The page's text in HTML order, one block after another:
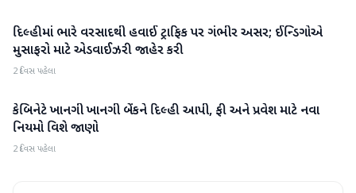
રાષ્ટ્રીય
દિલ્હીમાં ભારે વરસાદથી હવાઈ ટ્રાફિક પર ગંભીર અસર; ઈન્ડિગોએ
મુસાફરો માટે એડવાઈઝરી જાહેર કરી
2 દિવસ પહેલા
રાષ્ટ્રીય
કેબિનેટે ખાનગી ખાનગી બેંકને દિલ્હી આપી, ફી અને પ્રવેશ માટે નવા
નિયમો વિશે જાણો
2 દિવસ પહેલા